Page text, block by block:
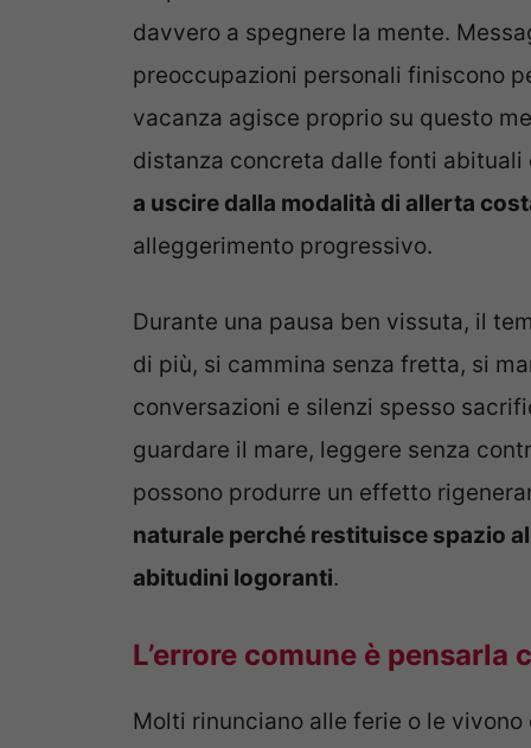
davvero a spegnere la mente.
preoccupazioni personali finiscono
vacanza agisce proprio su questo
distanza concreta dalle fonti abituali
a uscire dalla modalità di allerta
alleggerimento progressivo.
Durante una pausa ben vissuta, il
di più, si cammina senza fretta, si
conversazioni e silenzi spesso
guardare il mare, leggere senza
possono produrre un effetto
naturale perché restituisce spazio
abitudini logoranti.
L’errore comune è pensarla
Molti rinunciano alle ferie o le